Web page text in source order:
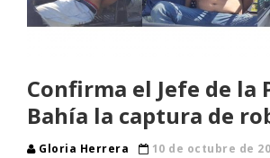
Confirma el Jefe de la
Bahía la captura de
Gloria Herrera
10 de octubre de